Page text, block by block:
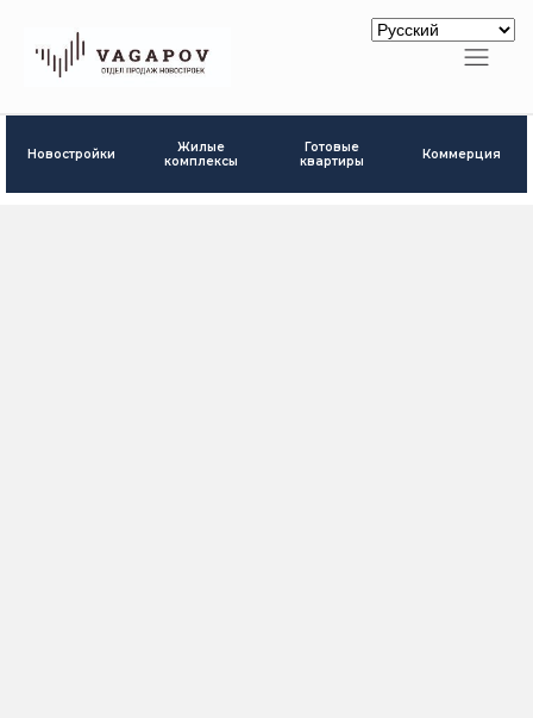
Новостройки
Жилые
комплексы
Готовые
квартиры
Коммерция